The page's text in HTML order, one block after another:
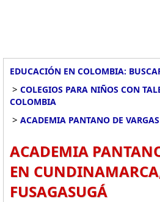
EDUCACIÓN EN COLOMBIA:
> COLEGIOS PARA NIÑOS CON
COLOMBIA
> ACADEMIA PANTANO DE VARGAS
ACADEMIA
EN
FUSAGASUGÁ